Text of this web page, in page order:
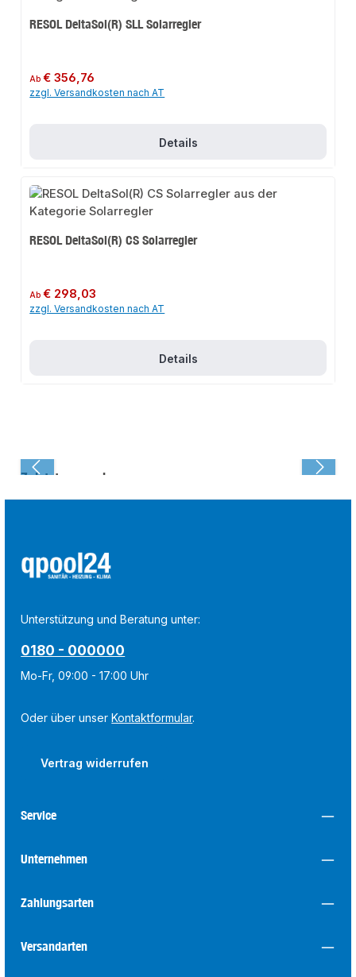
RESOL DeltaSol(R) SLL Solarregler
Regulärer Preis:
Ab€ 356,76
zzgl. Versandkosten nach AT
Details
RESOL DeltaSol(R) CS Solarregler
Regulärer Preis:
Ab€ 298,03
zzgl. Versandkosten nach AT
Details
Zuletzt angesehen:
Unterstützung und Beratung unter:
0180 - 000000
Mo-Fr, 09:00 - 17:00 Uhr
Oder über unser Kontaktformular.
Vertrag widerrufen
Service
Unternehmen
Zahlungsarten
Versandarten